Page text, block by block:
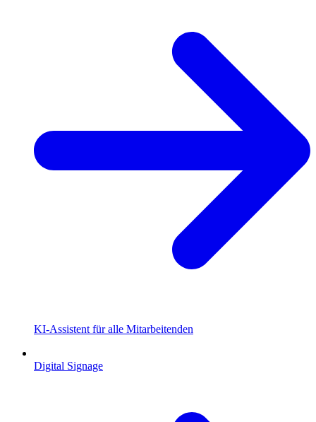
KI-Assistent für alle Mitarbeitenden
Digital Signage